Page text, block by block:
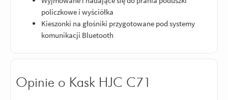
policzkowe i wyściółka
Kieszonki na głośniki przygotowane pod systemy
komunikacji Bluetooth
Opinie o Kask HJC C71